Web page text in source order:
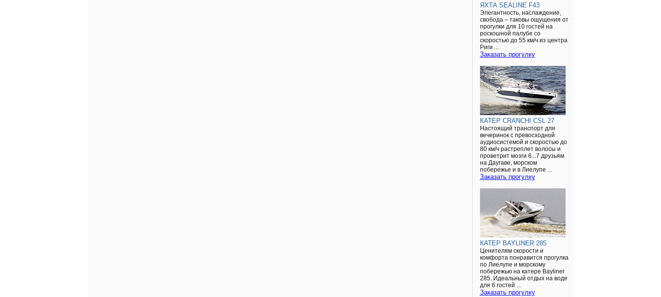
ЯХТА SEALINE F43
Элегантность, наслаждение,
свобода – таковы ощущения от
прогулки для 10 гостей на
роскошной палубе со
скоростью до 55 км/ч из центра
Риги ...
Заказать прогулку
КАТЕР CRANCHI CSL 27
Настоящий транспорт для
вечеринок с превосходной
аудиосистемой и скоростью до
80 км/ч растреплет волосы и
проветрит мозги 6...7 друзьям
на Даугаве, морском
побережье и в Лиелупе ...
Заказать прогулку
КАТЕР BAYLINER 285
Ценителям скорости и
комфорта понравится прогулка
по Лиелупе и морскому
побережью на катере Bayliner
285. Идеальный отдых на воде
для 6 гостей ...
Заказать прогулку